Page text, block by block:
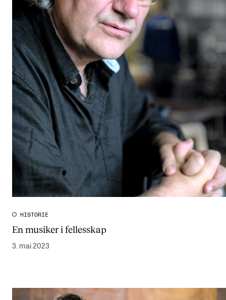
CREMAH
NordART
Prosjekter
Publikasjoner
INTERNASJONALT
Utveksling
Internasjonal strategi
Samarbeidsprosjekter
Nettverk
IN.TUNE
HISTORIE
En musiker i fellesskap
3. mai 2023